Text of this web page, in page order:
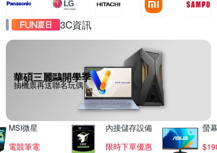
3C資訊
華碩三麗鷗開學季
抽機票再送聯名玩偶
MSI微星
電競筆電
內接儲存設備
限時下單優惠
螢